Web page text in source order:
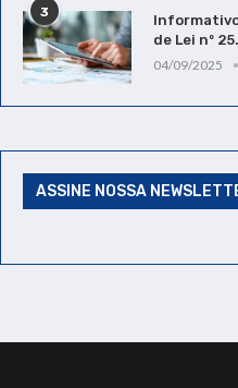
3
Informativo
de Lei nº
04/09/2025
ASSINE NOSSA